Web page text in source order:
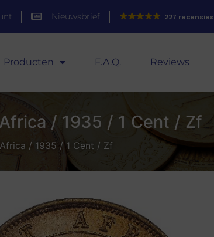
Nieuwsbrief 227 recensies
Producten F.A.Q. Reviews
/ 1935 / 1 Cent / Zf
/ 1935 / 1 Cent / Zf